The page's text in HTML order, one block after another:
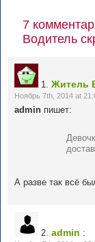
7
Водитель
1. Житель
Ноябрь 7th, 2014 at
admin пишет:
А разве так всё
2. admin :